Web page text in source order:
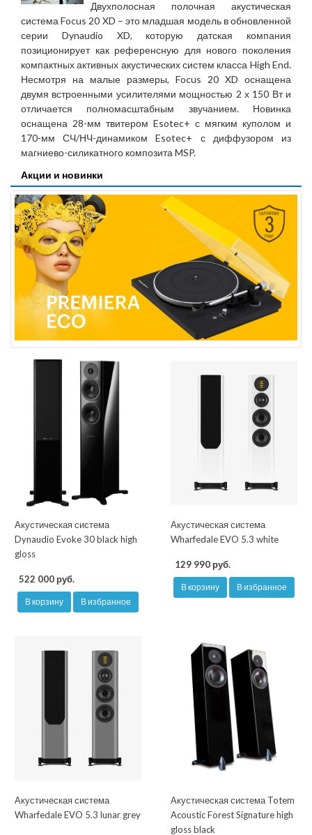
Двухполосная полочная акустическая
система Focus 20 XD – это младшая модель в обновленной
серии Dynaudio XD, которую датская компания
позиционирует как референсную для нового поколения
компактных активных акустических систем класса High End.
Несмотря на малые размеры, Focus 20 XD оснащена
двумя встроенными усилителями мощностью 2 х 150 Вт и
отличается полномасштабным звучанием. Новинка
оснащена 28-мм твитером Esotec+ с мягким куполом и
170-мм СЧ/НЧ-динамиком Esotec+ с диффузором из
магниево-силикатного композита MSP.
Акции и новинки
Акустическая система
Dynaudio Evoke 30 black high
gloss
522 000 руб.
В корзину В избранное
Акустическая система
Wharfedale EVO 5.3 white
129 990 руб.
В корзину В избранное
Акустическая система
Wharfedale EVO 5.3 lunar grey
Акустическая система Totem
Acoustic Forest Signature high
gloss black